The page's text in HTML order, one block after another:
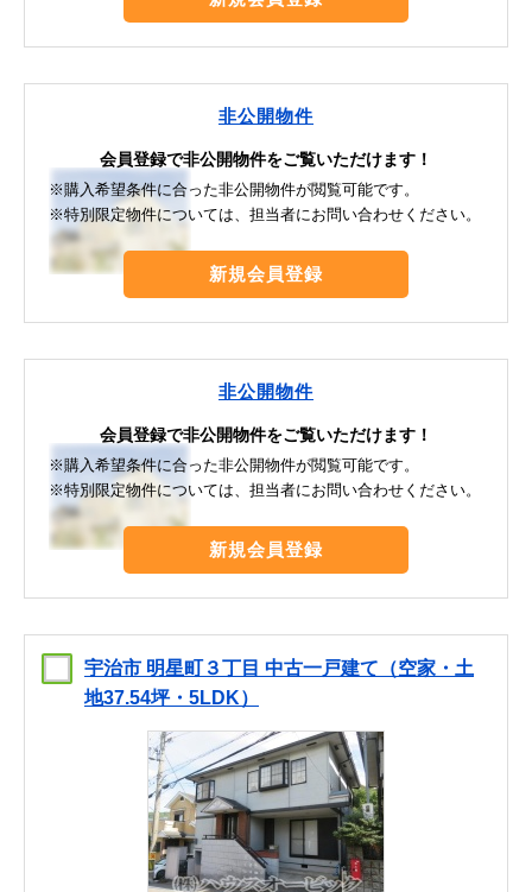
非公開物件
会員登録で非公開物件をご覧いただけます！
※購入希望条件に合った非公開物件が閲覧可能です。
※特別限定物件については、担当者にお問い合わせください。
新規会員登録
非公開物件
会員登録で非公開物件をご覧いただけます！
※購入希望条件に合った非公開物件が閲覧可能です。
※特別限定物件については、担当者にお問い合わせください。
新規会員登録
宇治市 明星町３丁目 中古一戸建て（空家・土
地37.54坪・5LDK）